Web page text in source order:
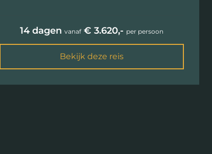
14 dagenvanaf€ 3.620,- per persoon
Bekijk deze reis